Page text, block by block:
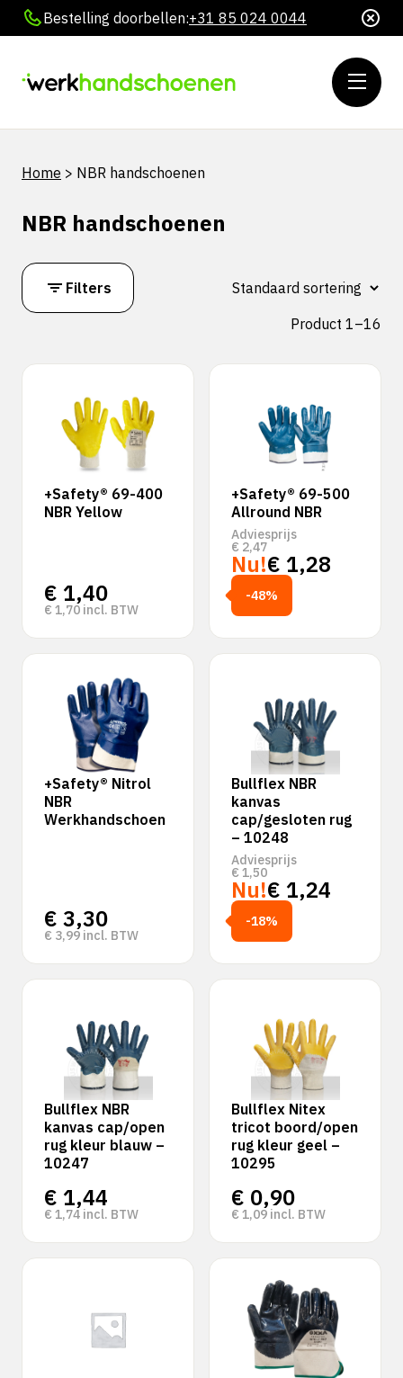
Bestelling doorbellen:+31 85 024 0044
Home > NBR handschoenen
NBR handschoenen
Filters
Product 1–16
+Safety® 69-400
NBR Yellow
€ 1,40
€ 1,70 incl. BTW
+Safety® 69-500
Allround NBR
Adviesprijs
€ 2,47
Nu!€ 1,28
-48%
+Safety® Nitrol
NBR
Werkhandschoen
€ 3,30
€ 3,99 incl. BTW
Bullflex NBR
kanvas
cap/gesloten rug
– 10248
Adviesprijs
€ 1,50
Nu!€ 1,24
-18%
Bullflex NBR
kanvas cap/open
rug kleur blauw –
10247
€ 1,44
€ 1,74 incl. BTW
Bullflex Nitex
tricot boord/open
rug kleur geel –
10295
€ 0,90
€ 1,09 incl. BTW